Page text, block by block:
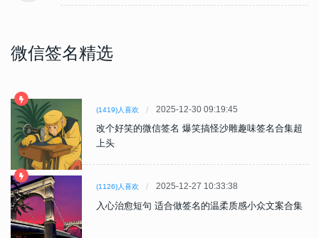
微信签名精选
(1419)人喜欢 2025-12-30 09:19:45
改个好笑的微信签名 爆笑搞怪沙雕趣味签名合集超
上头
(1126)人喜欢 2025-12-27 10:33:38
入心治愈短句 适合做签名的温柔质感小众文案合集